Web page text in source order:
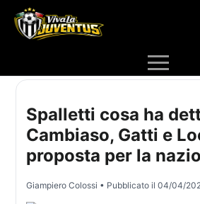
Spalletti cosa ha
Cambiaso, Gatti e
proposta per la
Giampiero Colossi • Pubblicato il04/04/